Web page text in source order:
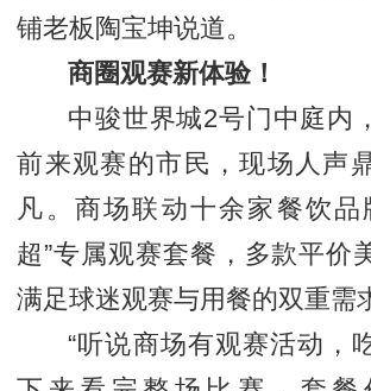
铺老板陶宝坤说道。
商圈观赛新体验！
中骏世界城2号门中庭内
前来观赛的市民，现场人声
凡。商场联动十余家餐饮品
超”专属观赛套餐，多款平价
满足球迷观赛与用餐的双重需
“听说商场有观赛活动，